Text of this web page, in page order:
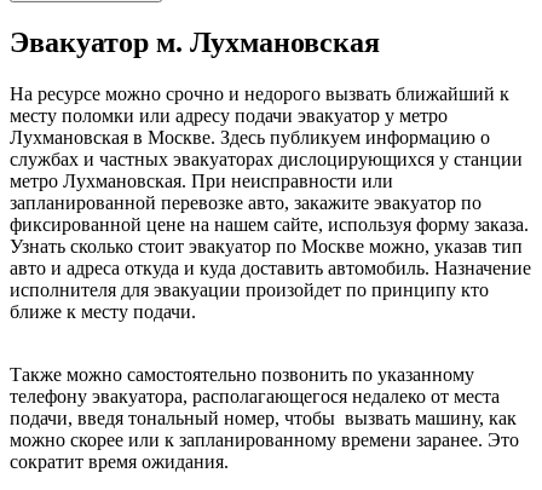
Эвакуатор м. Лухмановская
На ресурсе можно срочно и недорого вызвать ближайший к
месту поломки или адресу подачи эвакуатор у метро
Лухмановская в Москве. Здесь публикуем информацию о
службах и частных эвакуаторах дислоцирующихся у станции
метро Лухмановская. При неисправности или
запланированной перевозке авто, закажите эвакуатор по
фиксированной цене на нашем сайте, используя форму заказа.
Узнать сколько стоит эвакуатор по Москве можно, указав тип
авто и адреса откуда и куда доставить автомобиль. Назначение
исполнителя для эвакуации произойдет по принципу кто
ближе к месту подачи.
Также можно самостоятельно позвонить по указанному
телефону эвакуатора, располагающегося недалеко от места
подачи, введя тональный номер, чтобы вызвать машину, как
можно скорее или к запланированному времени заранее. Это
сократит время ожидания.